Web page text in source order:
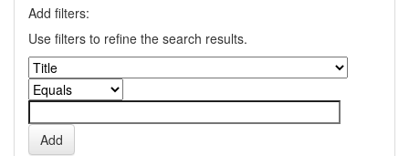
Add filters:
Use filters to refine the search results.